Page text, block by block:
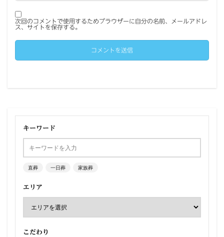
次回のコメントで使用するためブラウザーに自分の名前、メールアドレ
ス、サイトを保存する。
キーワード
直葬 一日葬 家族葬
エリア
こだわり